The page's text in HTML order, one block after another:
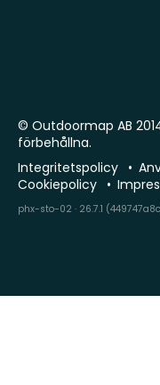
© Outdoormap AB
förbehållna.
Integritetspolicy
Cookiepolicy
phx-sto-02 · 26.7.1